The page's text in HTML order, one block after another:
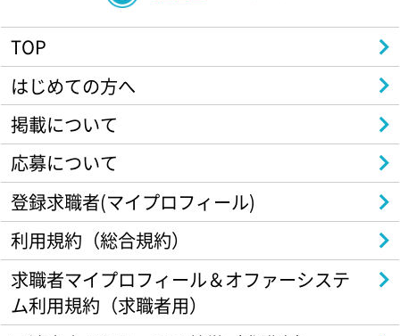
TOP
はじめての方へ
掲載について
応募について
登録求職者(マイプロフィール)
利用規約（総合規約）
求職者マイプロフィール＆オファーシステ
ム利用規約（求職者用）